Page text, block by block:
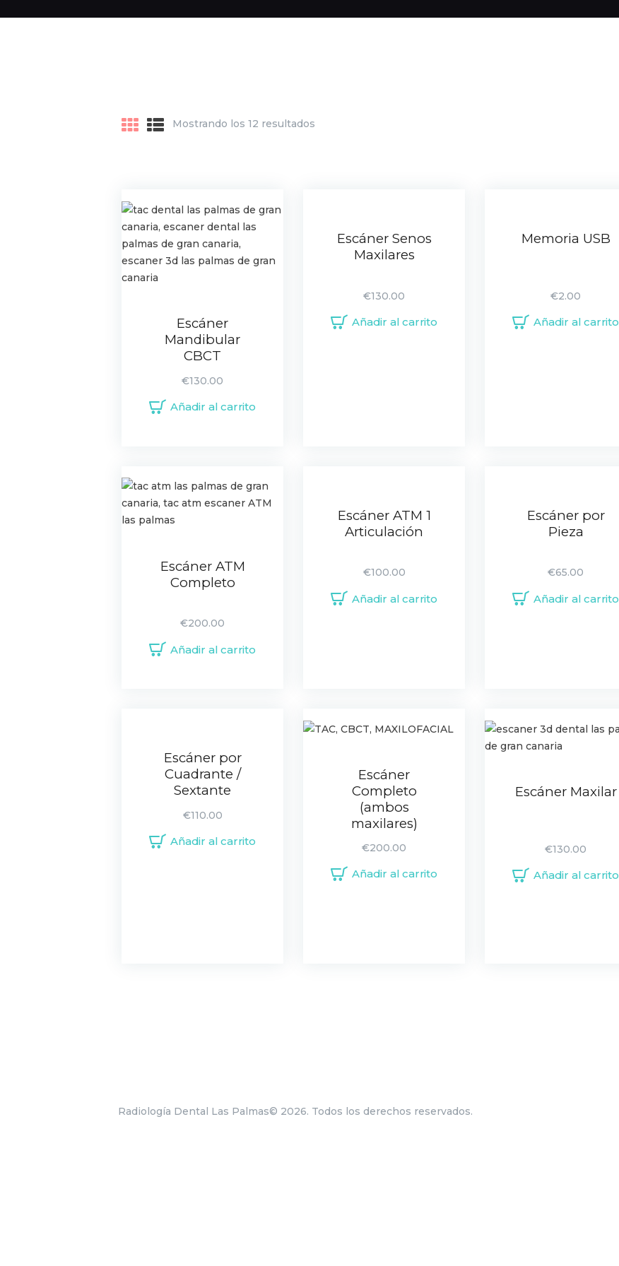
Mostrando los 12 resultados
Escáner
Mandibular
CBCT
€130.00
Añadir al carrito
Escáner Senos
Maxilares
€130.00
Añadir al carrito
Memoria USB
€2.00
Añadir al carrito
Escáner ATM
Completo
€200.00
Añadir al carrito
Escáner ATM 1
Articulación
€100.00
Añadir al carrito
Escáner por
Pieza
€65.00
Añadir al carrito
Escáner por
Cuadrante /
Sextante
€110.00
Añadir al carrito
Escáner
Completo
(ambos
maxilares)
€200.00
Añadir al carrito
Escáner Maxilar
€130.00
Añadir al carrito
Radiología Dental Las Palmas© 2026. Todos los derechos reservados.